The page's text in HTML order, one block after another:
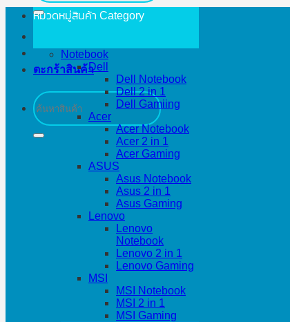
ตะกร้าสินค้า
ค้นหา:
หมวดหมู่สินค้า Category
Notebook
Dell
Dell Notebook
Dell 2 in 1
Dell Gamiing
Acer
Acer Notebook
Acer 2 in 1
Acer Gaming
ASUS
Asus Notebook
Asus 2 in 1
Asus Gaming
Lenovo
Lenovo
Notebook
Lenovo 2 in 1
Lenovo Gaming
MSI
MSI Notebook
MSI 2 in 1
MSI Gaming